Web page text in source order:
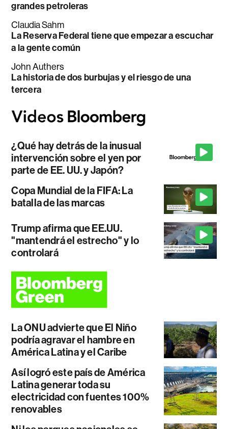
grandes petroleras
Claudia Sahm
La Reserva Federal tiene que empezar a escuchar
a la gente común
John Authers
La historia de dos burbujas y el riesgo de una
tercera
¿Qué hay detrás de la inusual
intervención sobre el yen por
parte de EE. UU. y Japón?
Copa Mundial de la FIFA: La
batalla de las marcas
Trump afirma que EE.UU.
"mantendrá el estrecho" y lo
controlará
La ONU advierte que El Niño
podría agravar el hambre en
América Latina y el Caribe
Así logró este país de América
Latina generar toda su
electricidad con fuentes 100%
renovables